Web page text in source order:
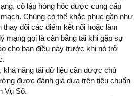
cô lập hỏng hóc được cung cấp
Chúng có thể khắc phục gần như
đổi các điểm kết nối hoặc làm
mạng gọi là cân bằng tải khi gặp sự
cho bạn điều này trước khi nó trở
khả năng tải dữ liệu cần được chú
được đánh giá dựa trên tiêu chuẩn
Vụ Số.